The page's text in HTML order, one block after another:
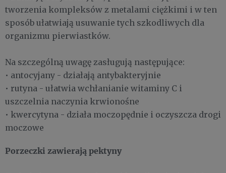
tworzenia kompleksów z metalami ciężkimi i w ten
sposób ułatwiają usuwanie tych szkodliwych dla
organizmu pierwiastków.
Na szczególną uwagę zasługują następujące:
• antocyjany - działają antybakteryjnie
• rutyna - ułatwia wchłanianie witaminy C i
uszczelnia naczynia krwionośne
• kwercytyna - działa moczopędnie i oczyszcza drogi
moczowe
Porzeczki zawierają pektyny